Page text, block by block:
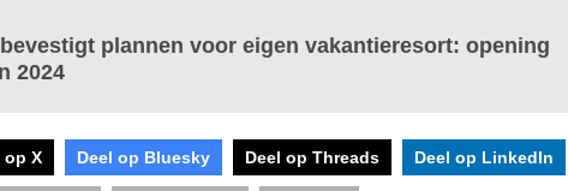
plannen voor eigen vakantieresort: opening
2024
op X Deel op Bluesky Deel op Threads Deel op LinkedIn